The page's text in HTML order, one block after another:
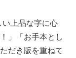
上品な字に心
」「お手本とし
だき版を重ねて